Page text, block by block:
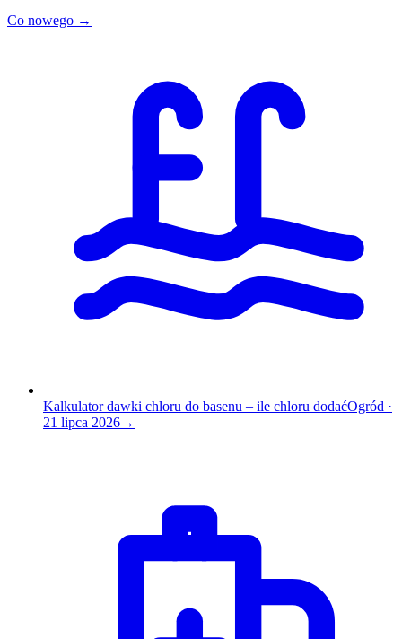
Co nowego →
Kalkulator dawki chloru do basenu – ile chloru dodaćOgród ·
21 lipca 2026→